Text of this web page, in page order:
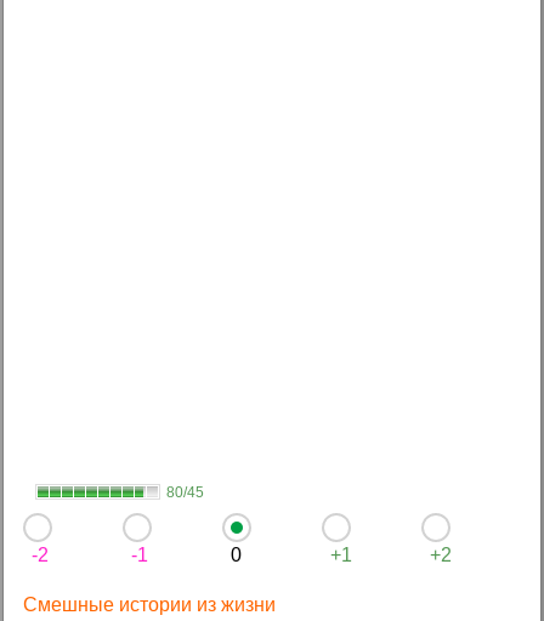
80/45
-2 -1 0 +1 +2
Смешные истории из жизни